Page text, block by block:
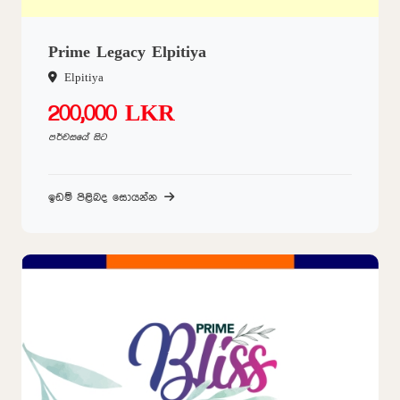
Prime Legacy Elpitiya
Elpitiya
200,000 LKR
පර්චසයේ සිට
ඉඩම් පිළිබද සොයන්න